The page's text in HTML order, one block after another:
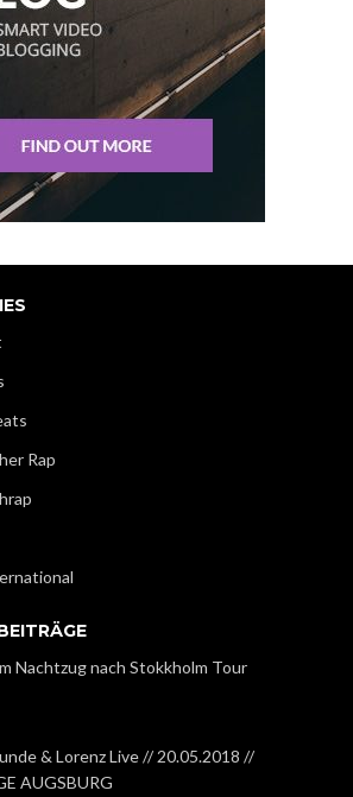
Rap
Nachtzug nach Stokkholm Tour
& Lorenz Live // 20.05.2018 //
AUGSBURG